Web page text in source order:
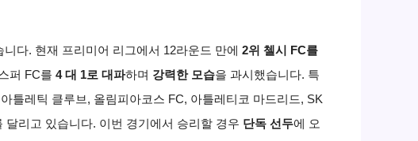
니다. 현재 프리미어 리그에서 12라운드 만에 2위 첼시 FC를
퍼 FC를 4 대 1로 대파하며 강력한 모습을 과시했습니다. 특
틀레틱 클루브, 올림피아코스 FC, 아틀레티코 마드리드, SK
달리고 있습니다. 이번 경기에서 승리할 경우 단독 선두에 오